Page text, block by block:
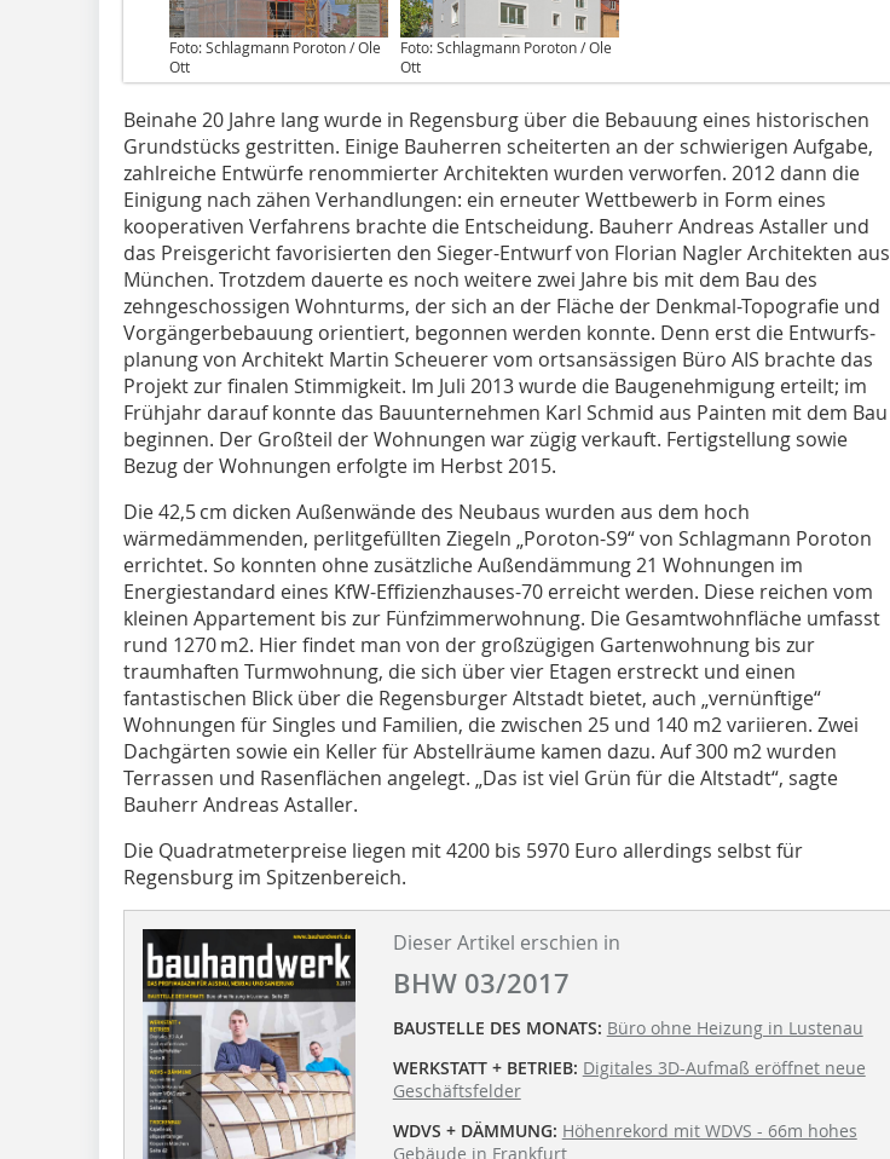
Foto: Schlagmann Poroton / Ole
Ott
Foto: Schlagmann Poroton / Ole
Ott
Beinahe 20 Jahre lang wurde in Regensburg über die Bebauung eines historischen
Grundstücks gestritten. Einige Bauherren scheiterten an der schwierigen Aufgabe,
zahlreiche Entwürfe renommierter Architekten wurden verworfen. 2012 dann die
Einigung nach zähen Verhandlungen: ein erneuter Wettbewerb in Form eines
kooperativen Verfahrens brachte die Entscheidung. Bauherr Andreas Astaller und
das Preisgericht favorisierten den Sieger-Entwurf von Florian Nagler Architekten aus
München. Trotzdem dauerte es noch weitere zwei Jahre bis mit ­dem Bau des
zehngeschossigen Wohnturms, der sich an der Fläche der Denkmal-Topografie und
Vorgängerbebauung orientiert, begonnen werden konnte. Denn erst die Entwurfs­
planung von Architekt Martin Scheuerer vom ortsansässigen Büro AIS brachte das
Projekt zur finalen Stimmigkeit. Im Juli 2013 wurde die Baugenehmigung erteilt; im
Frühjahr darauf konnte das Bauunternehmen Karl Schmid aus Painten mit dem Bau
beginnen. Der Großteil der Wohnungen war zügig verkauft. Fertigstellung sowie
Bezug der Wohnungen erfolgte im Herbst 2015.
Die 42,5 cm dicken Außenwände des Neubaus wurden aus dem hoch
wärmedämmenden, perlitgefüllten Ziegeln „Poroton-S9“ von Schlagmann Poroton
errichtet. So konnten ohne zusätzliche Außendämmung 21 Wohnungen im
Energiestandard eines KfW-Effizienzhauses-70 erreicht werden. Diese reichen vom
kleinen Appartement bis zur Fünfzimmerwohnung. Die Gesamtwohnfläche umfasst
rund 1270 m2. Hier findet man von der großzügigen Gartenwohnung bis zur
traumhaften Turm­wohnung, die sich über vier Etagen erstreckt und einen
fantastischen Blick über die Regensburger Altstadt bietet, auch „vernünftige“
Wohnungen für Singles und ­Familien, die zwischen 25 und 140 m2 variieren. Zwei
Dachgärten sowie ein Keller für Abstellräume kamen dazu. Auf 300 m2 wurden
Terrassen und Rasenflächen angelegt. „Das ist viel Grün für die Altstadt“, sagte
Bauherr Andreas Astaller.
Die Qua­dratmeterpreise liegen mit 4200 bis 5970 Euro allerdings selbst für
Regensburg im Spitzenbereich.
Dieser Artikel erschien in
BHW 03/2017
BAUSTELLE DES MONATS: Büro ohne Heizung in Lustenau
WERKSTATT + BETRIEB: Digitales 3D-Aufmaß eröffnet neue
Geschäftsfelder
WDVS + DÄMMUNG: Höhenrekord mit WDVS - 66m hohes
Gebäude in Frankfurt